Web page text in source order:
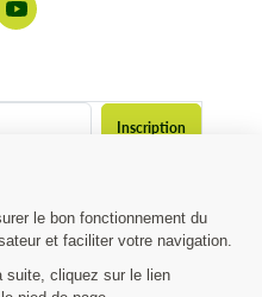
04 81 120 120